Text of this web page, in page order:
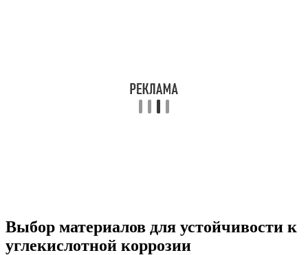
Выбор материалов для устойчивости к
углекислотной коррозии